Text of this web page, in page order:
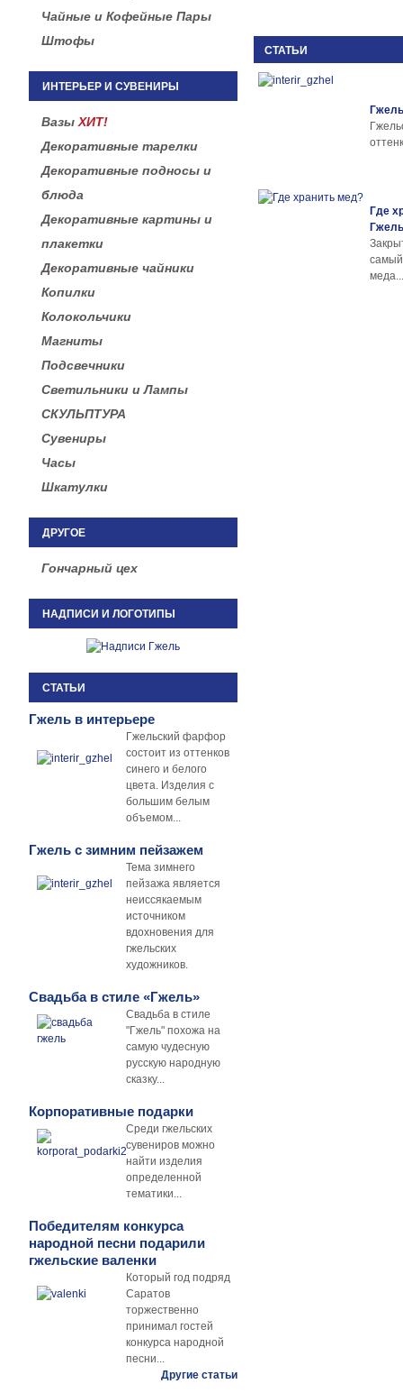
Чайные и Кофейные Пары
Штофы
ИНТЕРЬЕР И СУВЕНИРЫ
Вазы ХИТ!
Декоративные тарелки
Декоративные подносы и
блюда
Декоративные картины и
плакетки
Декоративные чайники
Копилки
Колокольчики
Магниты
Подсвечники
Светильники и Лампы
СКУЛЬПТУРА
Сувениры
Часы
Шкатулки
ДРУГОЕ
Гончарный цех
НАДПИСИ И ЛОГОТИПЫ
СТАТЬИ
Гжель в интерьере
Гжельский фарфор
состоит из оттенков
синего и белого
цвета. Изделия с
большим белым
объемом...
Гжель с зимним пейзажем
Тема зимнего
пейзажа является
неиссякаемым
источником
вдохновения для
гжельских
художников.
Свадьба в стиле «Гжель»
Свадьба в стиле
"Гжель" похожа на
самую чудесную
русскую народную
сказку...
Корпоративные подарки
Среди гжельских
сувениров можно
найти изделия
определенной
тематики...
Победителям конкурса
народной песни подарили
гжельские валенки
Который год подряд
Саратов
торжественно
принимал гостей
конкурса народной
песни...
Другие статьи
СТАТЬИ
Где
Гжель
меда...